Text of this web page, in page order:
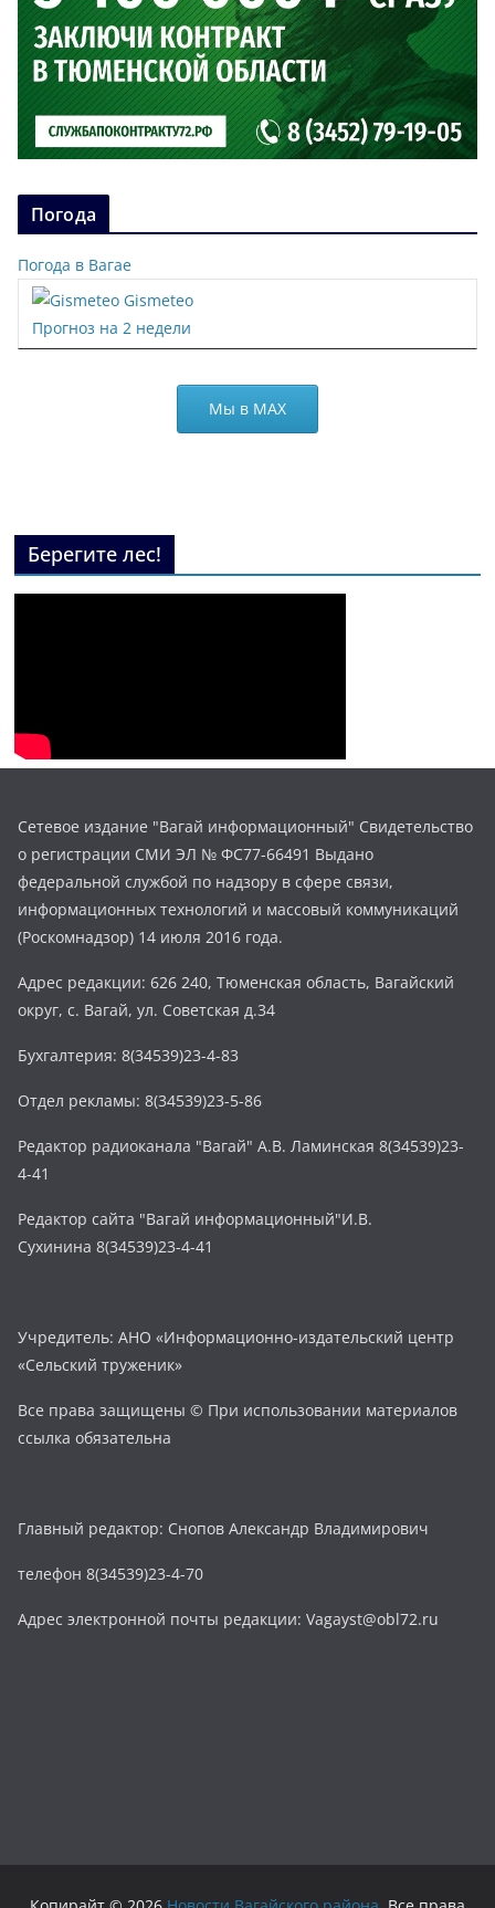
Погода
Погода в Вагае
Gismeteo
Прогноз на 2 недели
Мы в МАХ
Берегите лес!
Сетевое издание "Вагай информационный" Свидетельство
о регистрации СМИ ЭЛ № ФС77-66491 Выдано
федеральной службой по надзору в сфере связи,
информационных технологий и массовый коммуникаций
(Роскомнадзор) 14 июля 2016 года.
Адрес редакции: 626 240, Тюменская область, Вагайский
округ, с. Вагай, ул. Советская д.34
Бухгалтерия: 8(34539)23-4-83
Отдел рекламы: 8(34539)23-5-86
Редактор радиоканала "Вагай" А.В. Ламинская 8(34539)23-
4-41
Редактор сайта "Вагай информационный"И.В.
Сухинина 8(34539)23-4-41
Учредитель: АНО «Информационно-издательский центр
«Сельский труженик»
Все права защищены © При использовании материалов
ссылка обязательна
Главный редактор: Снопов Александр Владимирович
телефон 8(34539)23-4-70
Адрес электронной почты редакции: Vagayst@obl72.ru